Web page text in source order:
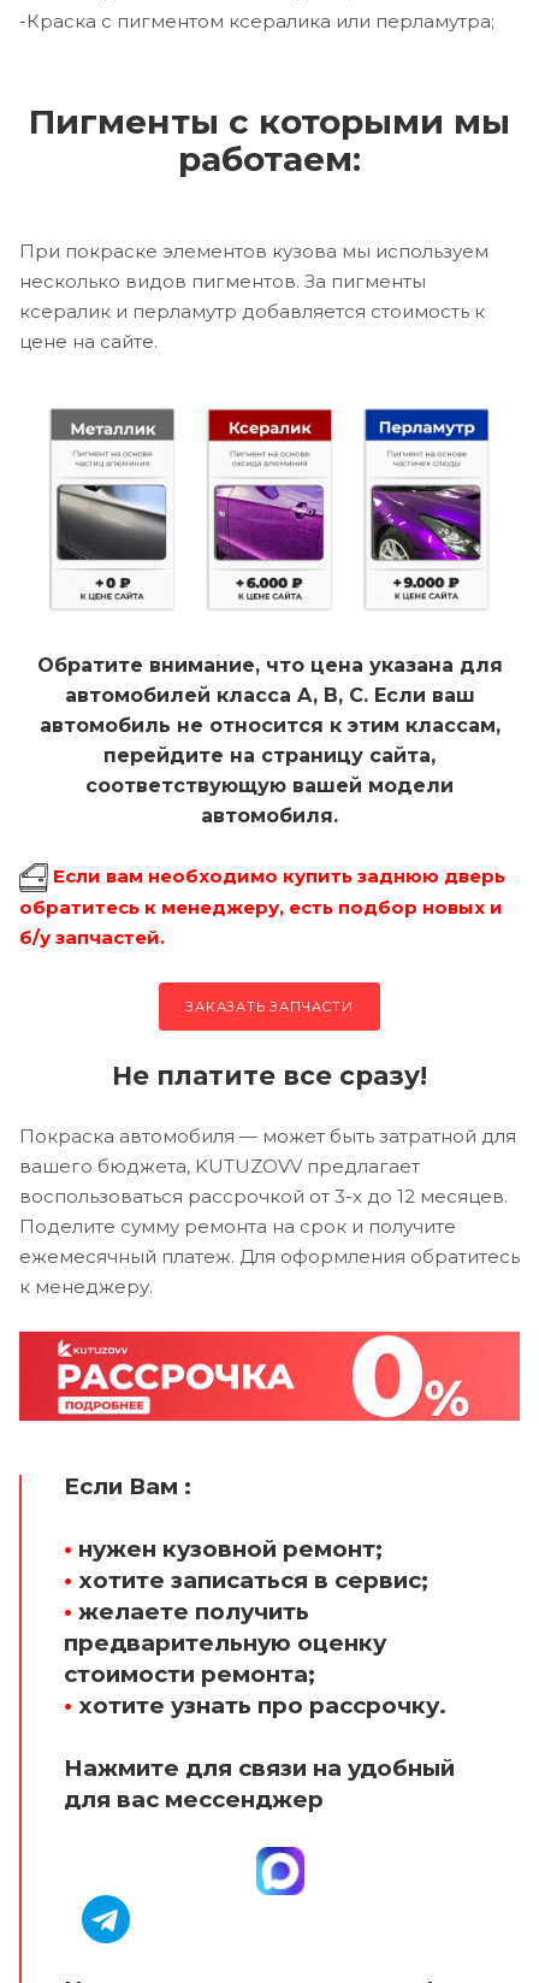
-Краска с пигментом ксералика или перламутра;
Пигменты с которыми мы
работаем:
При покраске элементов кузова мы используем
несколько видов пигментов. За пигменты
ксералик и перламутр добавляется стоимость к
цене на сайте.
Обратите внимание, что цена указана для
автомобилей класса A, B, C. Если ваш
автомобиль не относится к этим классам,
перейдите на страницу сайта,
соответствующую вашей модели
автомобиля.
Если вам необходимо купить заднюю дверь
обратитесь к менеджеру, есть подбор новых и
б/у запчастей.
ЗАКАЗАТЬ ЗАПЧАСТИ
Не платите все сразу!
Покраска автомобиля — может быть затратной для
вашего бюджета, KUTUZOVV предлагает
воспользоваться рассрочкой от 3-х до 12 месяцев.
Поделите сумму ремонта на срок и получите
ежемесячный платеж. Для оформления обратитесь
к менеджеру.
Если Вам :
• нужен кузовной ремонт;
• хотите записаться в сервис;
• желаете получить
предварительную оценку
стоимости ремонта;
• хотите узнать про рассрочку.
Нажмите для связи на удобный
для вас мессенджер